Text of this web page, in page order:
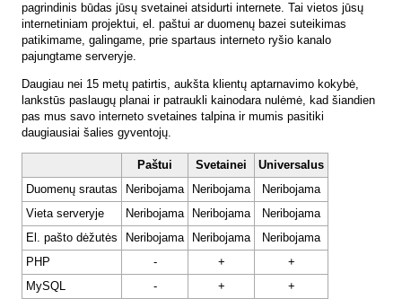
pagrindinis būdas jūsų svetainei atsidurti internete. Tai vietos jūsų
internetiniam projektui, el. paštui ar duomenų bazei suteikimas
patikimame, galingame, prie spartaus interneto ryšio kanalo
pajungtame serveryje.
Daugiau nei 15 metų patirtis, aukšta klientų aptarnavimo kokybė,
lankstūs paslaugų planai ir patraukli kainodara nulėmė, kad šiandien
pas mus savo interneto svetaines talpina ir mumis pasitiki
daugiausiai šalies gyventojų.
Paštui Svetainei
Universalus
Duomenų srautas
Neribojama Neribojama
Neribojama
Vieta serveryje
Neribojama Neribojama
Neribojama
El. pašto dėžutės
Neribojama Neribojama
Neribojama
PHP
- +
+
MySQL
- +
+